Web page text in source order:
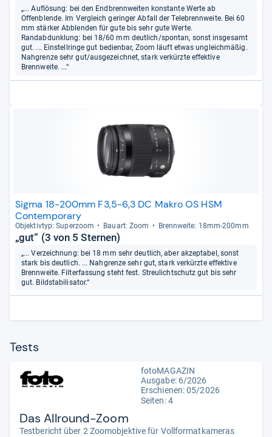
„... Auflösung: bei den Endbrennweiten konstante Werte ab
Offenblende. Im Vergleich geringer Abfall der Telebrennweite. Bei 60
mm stärker Abblenden für gute bis sehr gute Werte.
Randabdunklung: bei 18/60 mm deutlich/spontan, sonst insgesamt
gut. ... Einstellringe gut bedienbar, Zoom läuft etwas ungleichmäßig.
Nahgrenze sehr gut/ausgezeichnet, stark verkürzte effektive
Brennweite. ...“
Sigma 18-200mm F3,5-6,3 DC Makro OS HSM
Contemporary
Objek­tiv­typ: Super­zoom Bau­art: Zoom Brenn­weite: 18mm-​200mm
„gut“ (3 von 5 Sternen)
„... Verzeichnung: bei 18 mm sehr deutlich, aber akzeptabel, sonst
stark bis deutlich. ... Nahgrenze sehr gut, stark verkürzte effektive
Brennweite. Filterfassung steht fest. Streulichtschutz gut bis sehr
gut. Bildstabilisator.“
Tests
fotoMAGAZIN
Ausgabe: 6/2026
Erschienen:05/2026
Seiten: 4
Das Allround-Zoom
Testbericht über 2 Zoomobjektive für Vollformatkameras